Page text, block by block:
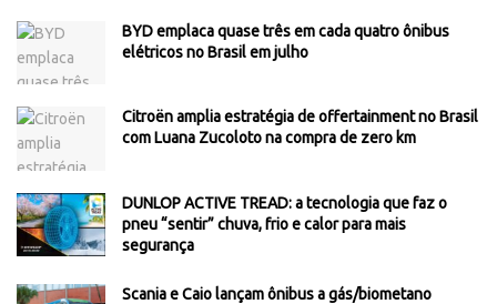
BYD emplaca quase três em cada quatro ônibus
elétricos no Brasil em julho
Citroën amplia estratégia de offertainment no Brasil
com Luana Zucoloto na compra de zero km
DUNLOP ACTIVE TREAD: a tecnologia que faz o
pneu “sentir” chuva, frio e calor para mais
segurança
Scania e Caio lançam ônibus a gás/biometano